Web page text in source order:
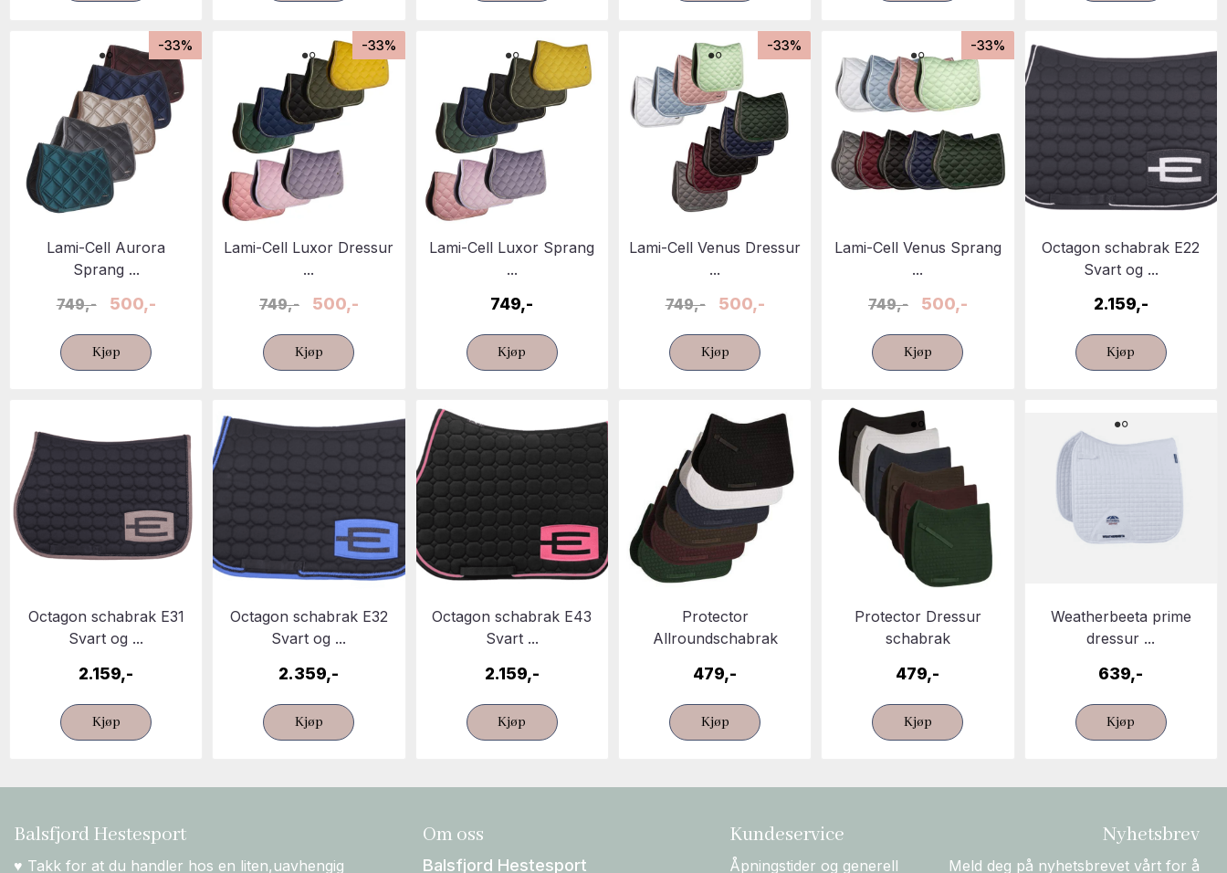
-33%
Lami-Cell Aurora
Sprang ...
749,-
500,-
Kjøp
-33%
Lami-Cell Luxor Dressur
...
749,-
500,-
Kjøp
Lami-Cell Luxor Sprang
...
749,-
Kjøp
-33%
Lami-Cell Venus Dressur
...
749,-
500,-
Kjøp
-33%
Lami-Cell Venus Sprang
...
749,-
500,-
Kjøp
Octagon schabrak E22
Svart og ...
2.159,-
Kjøp
Octagon schabrak E31
Svart og ...
2.159,-
Kjøp
Octagon schabrak E32
Svart og ...
2.359,-
Kjøp
Octagon schabrak E43
Svart ...
2.159,-
Kjøp
Protector
Allroundschabrak
479,-
Kjøp
Protector Dressur
schabrak
479,-
Kjøp
Weatherbeeta prime
dressur ...
639,-
Kjøp
Balsfjord Hestesport
♥ Takk for at du handler hos en liten,uavhengig
Om oss
Balsfjord Hestesport
Kundeservice
Åpningstider og generell
Nyhetsbrev
Meld deg på nyhetsbrevet vårt for å